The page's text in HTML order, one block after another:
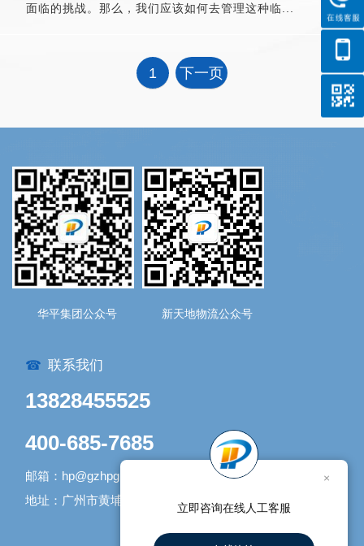
面临的挑战。那么，我们应该如何去管理这种临...
1 下一页
华平集团公众号 新天地物流公众号
☎ 联系我们
13828455525
400-685-7685
邮箱：hp@gzhpgroup.com
地址：广州市黄埔区开发大道1338号1号库
×
立即咨询在线人工客服